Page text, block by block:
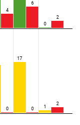
4
6
0
2
0
17
0 1
2